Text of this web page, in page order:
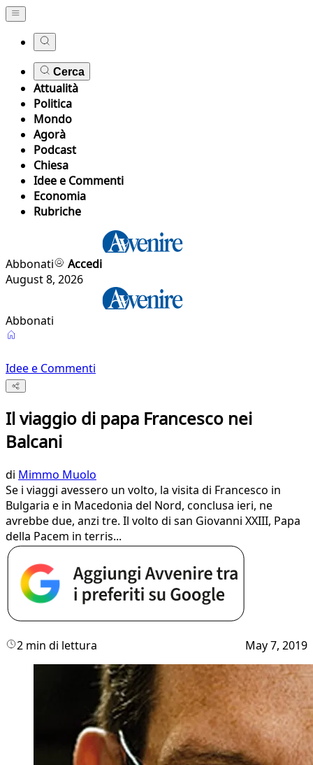
Cerca
Attualità
Politica
Mondo
Agorà
Podcast
Chiesa
Idee e Commenti
Economia
Rubriche
Abbonati
Accedi
August 8, 2026
Abbonati
Idee e Commenti
Il viaggio di papa Francesco nei
Balcani
di Mimmo Muolo
Se i viaggi avessero un volto, la visita di Francesco in
Bulgaria e in Macedonia del Nord, conclusa ieri, ne
avrebbe due, anzi tre. Il volto di san Giovanni XXIII, Papa
della Pacem in terris...
2 min di lettura May 7, 2019